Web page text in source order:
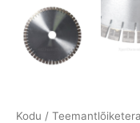
Kodu /